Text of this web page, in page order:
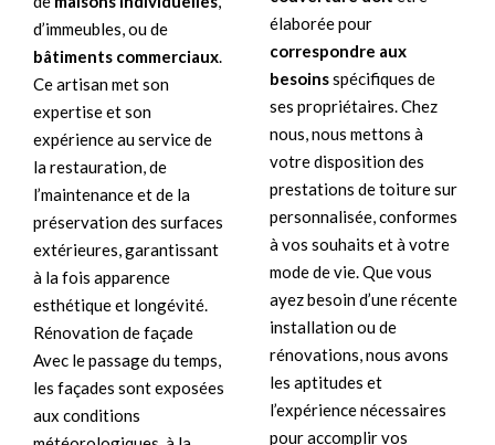
d’immeubles, ou de
bâtiments commerciaux.
Ce artisan met son
expertise et son
expérience au service de
la restauration, de
l’maintenance et de la
préservation des surfaces
extérieures, garantissant
à la fois apparence
esthétique et longévité.
Rénovation de façade
Avec le passage du temps,
les façades sont exposées
aux conditions
élaborée pour
correspondre aux
besoinsspécifiques de
ses propriétaires. Chez
nous, nous mettons à
votre disposition des
prestations de toiture sur
personnalisée, conformes
à vos souhaits et à votre
mode de vie. Que vous
ayez besoin d’une récente
installation ou de
rénovations, nous avons
les aptitudes et
l’expérience nécessaires
pour accomplir vos